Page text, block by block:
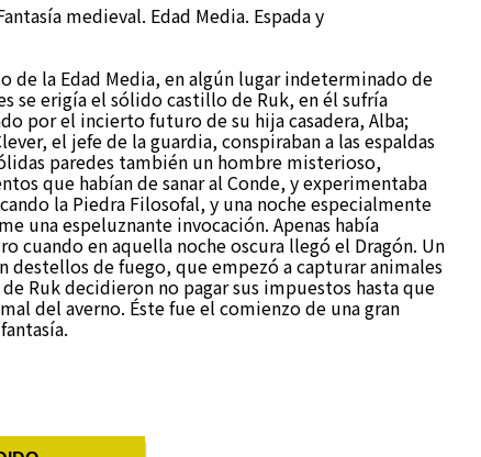
medieval. Edad Media. Espada y
de la Edad Media, en algún lugar indeterminado de
se erigía el sólido castillo de Ruk, en él sufría
por el incierto futuro de su hija casadera, Alba;
el jefe de la guardia, conspiraban a las espaldas
paredes también un hombre misterioso,
que habían de sanar al Conde, y experimentaba
la Piedra Filosofal, y una noche especialmente
una espeluznante invocación. Apenas había
cuando en aquella noche oscura llegó el Dragón. Un
destellos de fuego, que empezó a capturar animales
Ruk decidieron no pagar sus impuestos hasta que
del averno. Éste fue el comienzo de una gran